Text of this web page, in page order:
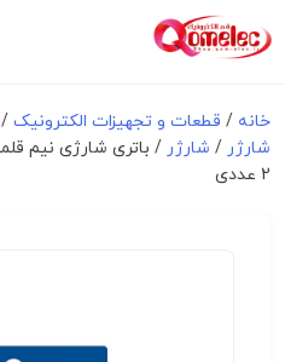
خانه / قطعات و تجهیزات الکترونیک/
شارژر / شارژر
2 عددی